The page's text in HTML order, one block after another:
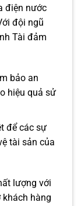
điện nước
đội ngũ
Tài đảm
bảo an
hiệu quả sử
để các sự
tài sản của
lượng với
khách hàng